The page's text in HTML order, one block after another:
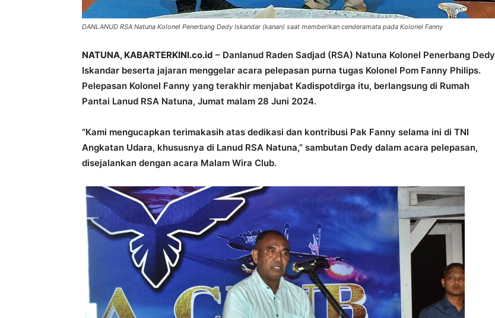
DANLANUD RSA Natuna Kolonel Penerbang Dedy Iskandar (kanan) saat memberikan cenderamata pada Kolonel Fanny
NATUNA, KABARTERKINI.co.id – Danlanud Raden Sadjad (RSA) Natuna Kolonel Penerbang Dedy
Iskandar beserta jajaran menggelar acara pelepasan purna tugas Kolonel Pom Fanny Philips.
Pelepasan Kolonel Fanny yang terakhir menjabat Kadispotdirga itu, berlangsung di Rumah
Pantai Lanud RSA Natuna, Jumat malam 28 Juni 2024.
“Kami mengucapkan terimakasih atas dedikasi dan kontribusi Pak Fanny selama ini di TNI
Angkatan Udara, khususnya di Lanud RSA Natuna,” sambutan Dedy dalam acara pelepasan,
disejalankan dengan acara Malam Wira Club.